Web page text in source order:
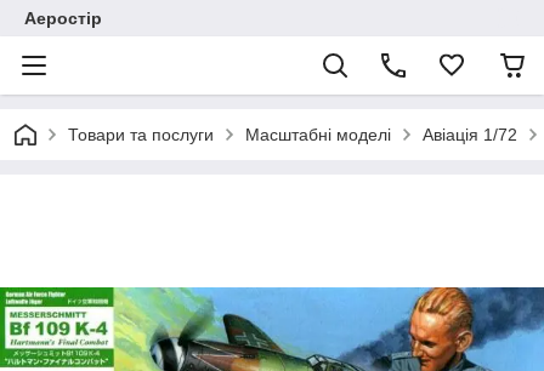
Аеростір
Товари та послуги Масштабні моделі Авіація 1/72